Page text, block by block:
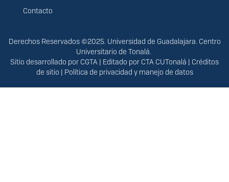
Contacto
Derechos
Derechos Reservados ©2025. Universidad de Guadalajara. Centro
Universitario de Tonalá.
Sitio desarrollado por CGTA | Editado por CTA CUTonalá | Créditos
de sitio | Política de privacidad y manejo de datos